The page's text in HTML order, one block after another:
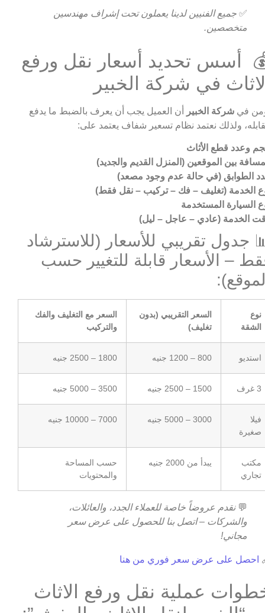
✅ جميع الفنيين لدينا يعملون تحت إشراف مهندسين
متخصصين.
أسس تحديد أسعار نقل ورفع
في شركة الخبير
في شركة الخبير
أن العميل يجب أن يعرف بالضبط ما يدفع
ولذلك نعتمد نظام تسعير شفاف يعتمد على:
وعدد قطع الأثاث
بين الموقعين (المنزل القديم والجديد)
الطوابق (في حالة عدم وجود مصعد)
الخدمة (تغليف – فك – تركيب – نقل فقط)
السيارة المستخدمة
الخدمة (عادي – عاجل – ليل)
جدول تقريبي للأسعار (للاسترشاد
– الأسعار قابلة للتغيير حسب
نوع
الشقة
السعر التقريبي (بدون
تغليف)
السعر مع التغليف والفك
والتركيب
استديو 800 – 1200 جنيه 1800 – 2500 جنيه
3 غرف 1500 – 2500 جنيه 3500 – 5000 جنيه
فيلا
صغيرة
3000 – 5000 جنيه 7000 – 10000 جنيه
مكتب
تجاري
يبدأ من 2000 جنيه
حسب المساحة
والمحتويات
💬نقدم عروضاً خاصة للعملاء الجدد، والعائلات،
والشركات – اتصل بنا للحصول على عرض سعر
مجاني!
احصل على عرض سعر فوري من هنا
عملية نقل ورفع الاثاث